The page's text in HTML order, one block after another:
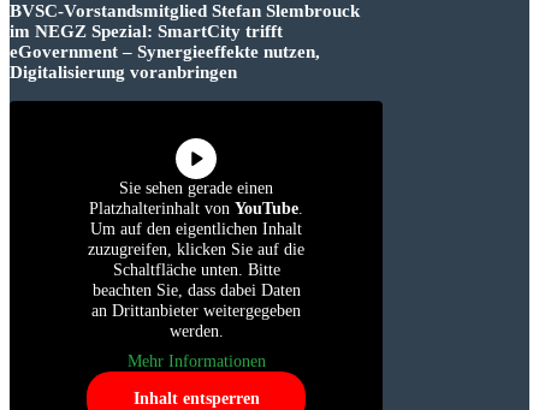
BVSC-Vorstandsmitglied Stefan Slembrouck
im NEGZ Spezial: SmartCity trifft
eGovernment – Synergieeffekte nutzen,
Digitalisierung voranbringen
Sie sehen gerade einen
Platzhalterinhalt von YouTube.
Um auf den eigentlichen Inhalt
zuzugreifen, klicken Sie auf die
Schaltfläche unten. Bitte
beachten Sie, dass dabei Daten
an Drittanbieter weitergegeben
werden.
Mehr Informationen
Inhalt entsperren